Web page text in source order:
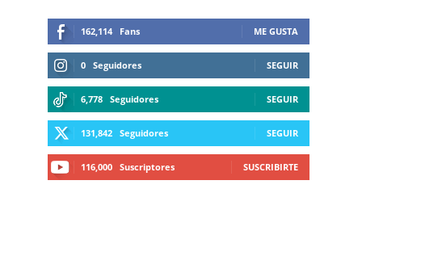
162,114 Fans ME GUSTA
0 Seguidores SEGUIR
6,778 Seguidores SEGUIR
131,842 Seguidores SEGUIR
116,000 Suscriptores SUSCRIBIRTE